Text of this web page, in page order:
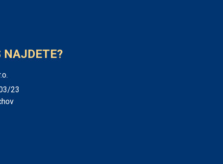
NAJDETE?
23